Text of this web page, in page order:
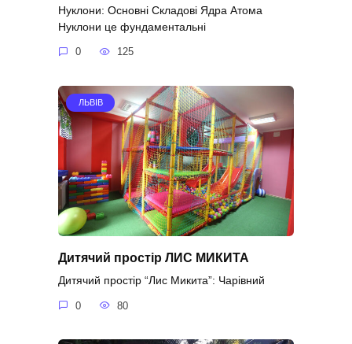
Нуклони: Основні Складові Ядра Атома
Нуклони це фундаментальні
0 125
ЛЬВІВ
Дитячий простір ЛИС МИКИТА
Дитячий простір “Лис Микита”: Чарівний
0 80